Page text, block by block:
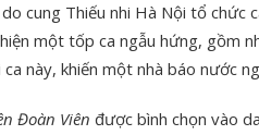
cung Thiếu nhi Hà Nội tổ
một tốp ca ngẫu hứng, gồm
này, khiến một nhà báo nước
Đoàn Viên được bình chọn vào